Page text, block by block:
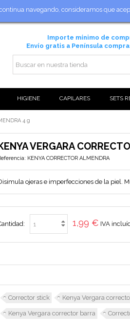
navegando, consideramos que
Importe mínimo de
Envío gratis a Península
HIGIENE CAPILARES SETS
4 g
VERGARA
KENYA CORRECTOR ALMENDRA
ojeras e imperfecciones de la piel.
1,99 € IVA
Corrector stick Kenya Vergara
Kenya Vergara corrector barra